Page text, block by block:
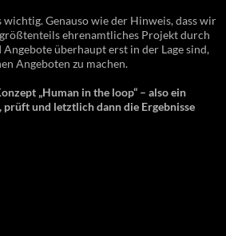
wichtig. Genauso wie der Hinweis, dass wir
ehrenamtliches Projekt durch
überhaupt erst in der Lage sind,
Angeboten zu machen.
„Human in the loop“ – also ein
und letztlich dann die Ergebnisse